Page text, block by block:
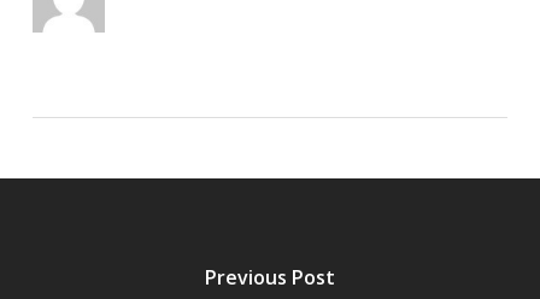
Previous Post